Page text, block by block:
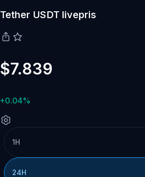
Tether USDT livepris
$7.839
+0.04%
1H
24H